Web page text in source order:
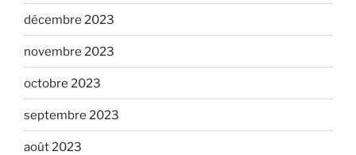
décembre 2023
novembre 2023
octobre 2023
septembre 2023
août 2023